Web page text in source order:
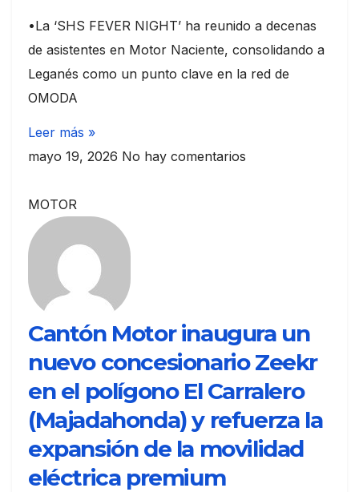
•La ‘SHS FEVER NIGHT’ ha reunido a decenas
de asistentes en Motor Naciente, consolidando a
Leganés como un punto clave en la red de
OMODA
Leer más »
mayo 19, 2026 No hay comentarios
MOTOR
Cantón Motor inaugura un
nuevo concesionario Zeekr
en el polígono El Carralero
(Majadahonda) y refuerza la
expansión de la movilidad
eléctrica premium